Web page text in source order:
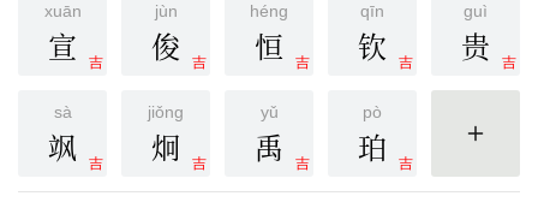
xuān
吉
宣
jùn
吉
俊
héng
吉
恒
qīn
吉
钦
guì
吉
贵
sà
吉
飒
jiǒng
吉
炯
yǔ
吉
禹
pò
吉
珀 更多